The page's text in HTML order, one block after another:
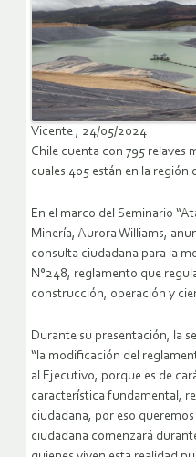
Vicente , 24/05/2024
Chile cuenta con 795 relaves
cuales 405 están en la región
En el marco del Seminario
Minería, Aurora Williams,
consulta ciudadana para la
N°248, reglamento que
construcción, operación y
Durante su presentación, la
“la modificación del
al Ejecutivo, porque es de
característica fundamental,
ciudadana, por eso
ciudadana comenzará